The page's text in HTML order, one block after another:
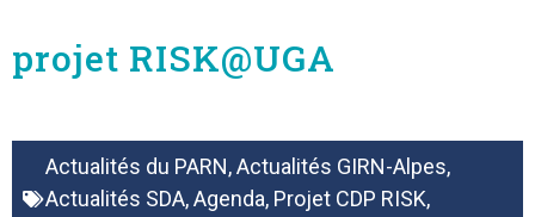
projet RISK@UGA
Actualités du PARN,Actualités GIRN-Alpes,
Actualités SDA,Agenda, Projet CDP RISK,